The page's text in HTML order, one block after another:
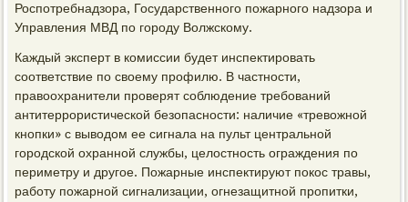
Роспотребнадзора, Государственного пожарного надзора и
Управления МВД по городу Волжскому.
Каждый эксперт в комиссии будет инспектировать
соответствие по своему профилю. В частности,
правоохранители проверят соблюдение требований
антитеррористической безопасности: наличие «тревожной
кнопки» с выводом ее сигнала на пульт центральной
городской охранной службы, целостность ограждения по
периметру и другое. Пожарные инспектируют покос травы,
работу пожарной сигнализации, огнезащитной пропитки,